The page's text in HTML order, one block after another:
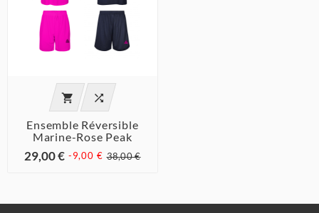
 
Ensemble Réversible
Marine-Rose Peak
29,00 € -9,00 € 38,00 €